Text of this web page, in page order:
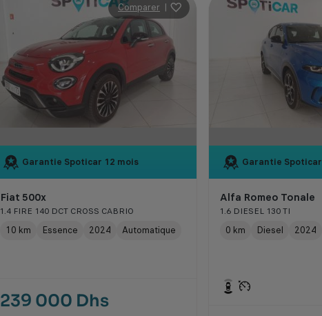
Comparer |
Garantie Spoticar 12 mois
Fiat 500x
1.4 FIRE 140 DCT CROSS CABRIO
10 km Essence 2024 Automatique
239 000 Dhs
Garantie Spoticar
Alfa Romeo Tonale
1.6 DIESEL 130 TI
0 km Diesel 2024